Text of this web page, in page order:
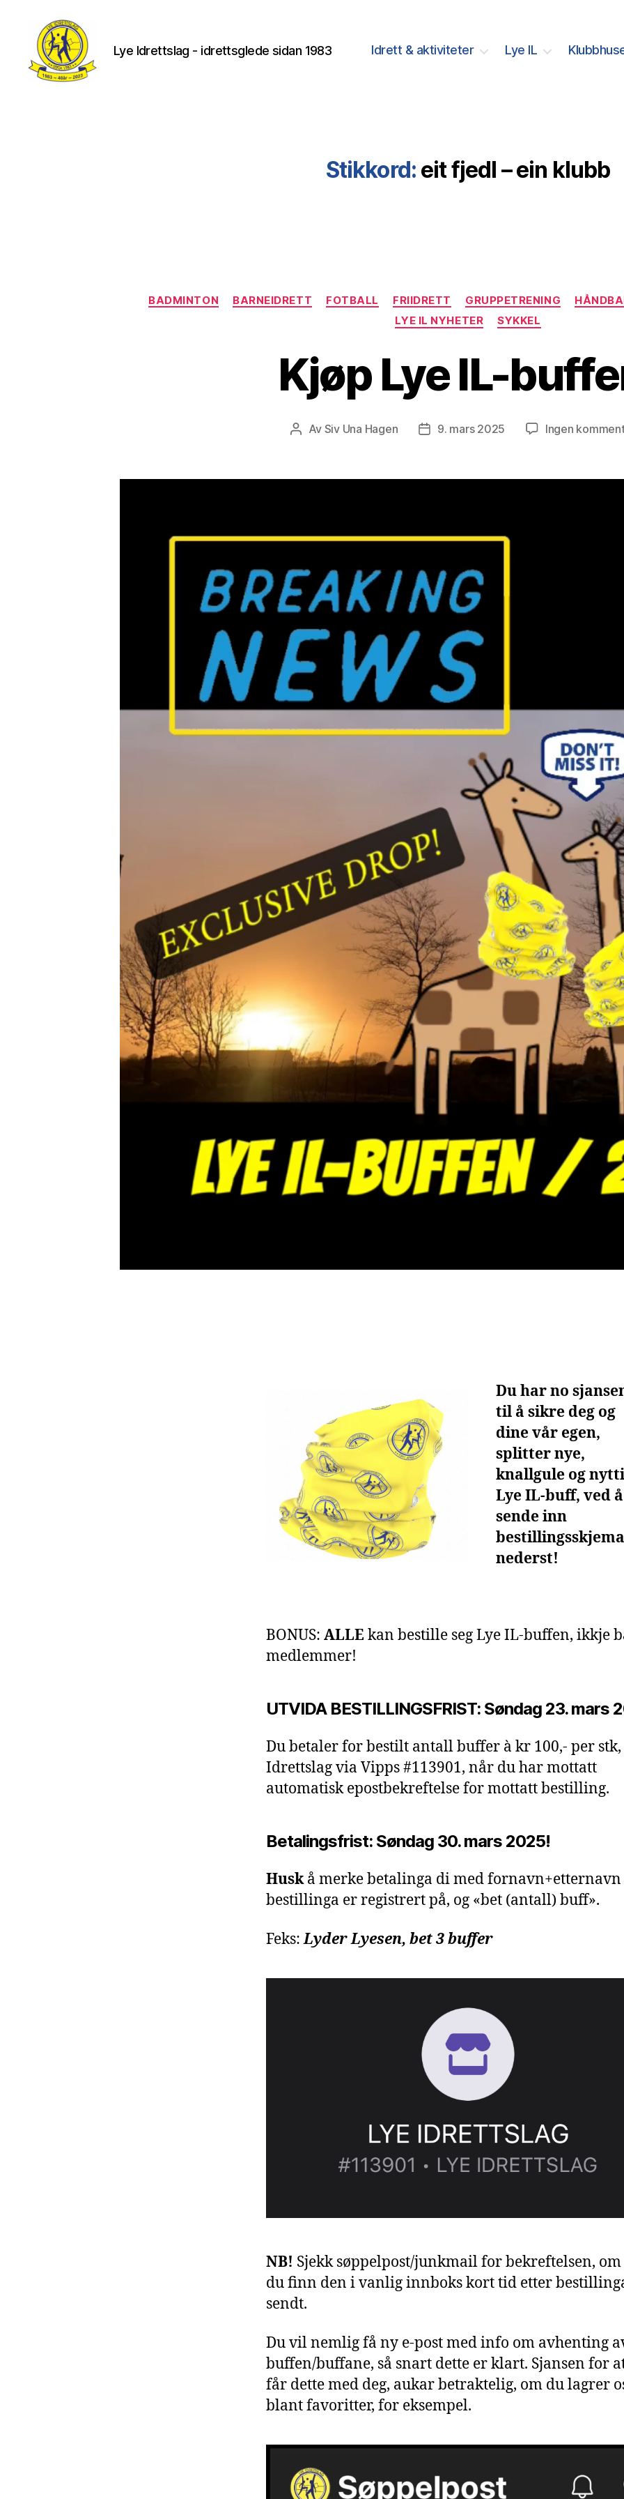
Lye Idrettslag - idrettsglede sidan 1983 Idrett & aktiviteter Lye IL
Stikkord: eit fjedl – ein klubb
Kategorier
BADMINTON BARNEIDRETT FOTBALL FRIIDRETT GRUPPETRENING
LYE IL NYHETER
SYKKEL
Kjøp Lye IL-
Innleggsforfatter
Av Siv Una Hagen Publiseringsdato
9. mars 2025 Ingen
Du har no
til å sikre deg og
dine vår egen,
splitter nye,
knallgule og
Lye IL-buff, ved å
sende inn
bestillingsskjema
nederst!
BONUS: ALLE kan bestille seg Lye IL-buffen, ikkje
medlemmer!
UTVIDA BESTILLINGSFRIST: Søndag 23. mars
Du betaler for bestilt antall buffer à kr 100,- per
Idrettslag via Vipps #113901, når du har mottatt
automatisk epostbekreftelse for mottatt bestilling.
Betalingsfrist: Søndag 30. mars 2025!
Huskå merke betalinga di med fornavn+etternavn
bestillinga er registrert på, og «bet (antall) buff».
Feks:Lyder Lyesen, bet 3 buffer
NB! Sjekk søppelpost/junkmail for bekreftelsen,
du finn den i vanlig innboks kort tid etter
sendt.
Du vil nemlig få ny e-post med info om avhenting
buffen/buffane, så snart dette er klart. Sjansen for
får dette med deg, aukar betraktelig, om du lagrer
blant favoritter, for eksempel.